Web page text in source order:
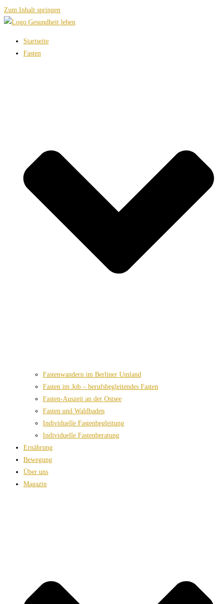
Zum Inhalt springen
Startseite
Fasten
Fastenwandern im Berliner Umland
Fasten im Job – berufsbegleitendes Fasten
Fasten-Auszeit an der Ostsee
Fasten und Waldbaden
Individuelle Fastenbegleitung
Individuelle Fastenberatung
Ernährung
Bewegung
Über uns
Magazin